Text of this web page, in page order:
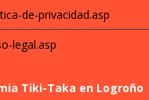
de-privacidad.asp
legal.asp
Tiki-Taka en Logroño